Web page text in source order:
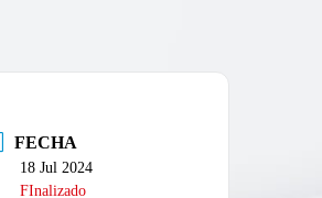
FECHA
18 Jul 2024
FInalizado